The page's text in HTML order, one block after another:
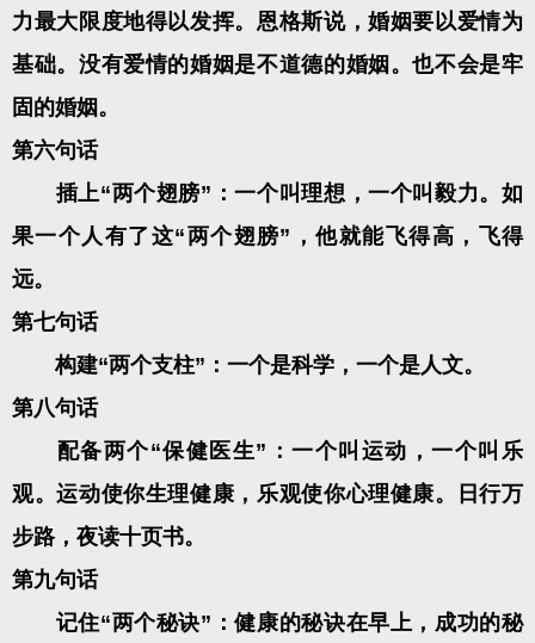
力最大限度地得以发挥。恩格斯说，婚姻要以爱情为
基础。没有爱情的婚姻是不道德的婚姻。也不会是牢
固的婚姻。
第六句话
插上“两个翅膀”：一个叫理想，一个叫毅力。如
果一个人有了这“两个翅膀”，他就能飞得高，飞得
远。
第七句话
构建“两个支柱”：一个是科学，一个是人文。
第八句话
配备两个“保健医生”：一个叫运动，一个叫乐
观。运动使你生理健康，乐观使你心理健康。日行万
步路，夜读十页书。
第九句话
记住“两个秘诀”：健康的秘诀在早上，成功的秘